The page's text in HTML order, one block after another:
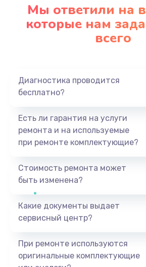
Мы ответили на
которые нам
всего
Диагностика проводится
бесплатно?
Есть ли гарантия на услуги
ремонта и на используемые
при ремонте комплектующие?
Стоимость ремонта может
быть изменена?
Какие документы выдает
сервисный центр?
При ремонте используются
оригинальные комплектующие